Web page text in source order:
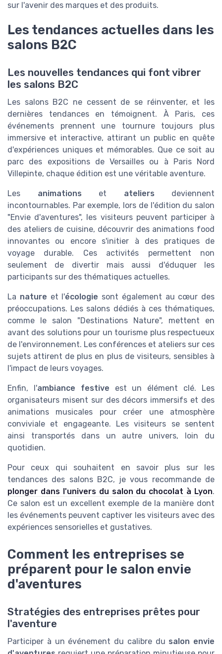
sur l'avenir des marques et des produits.
Les tendances actuelles dans les
salons B2C
Les nouvelles tendances qui font vibrer
les salons B2C
Les salons B2C ne cessent de se réinventer, et les
dernières tendances en témoignent. À Paris, ces
événements prennent une tournure toujours plus
immersive et interactive, attirant un public en quête
d'expériences uniques et mémorables. Que ce soit au
parc des expositions de Versailles ou à Paris Nord
Villepinte, chaque édition est une véritable aventure.
Les animations et ateliers deviennent
incontournables. Par exemple, lors de l'édition du salon
"Envie d'aventures", les visiteurs peuvent participer à
des ateliers de cuisine, découvrir des animations food
innovantes ou encore s'initier à des pratiques de
voyage durable. Ces activités permettent non
seulement de divertir mais aussi d'éduquer les
participants sur des thématiques actuelles.
La nature et l'écologie sont également au cœur des
préoccupations. Les salons dédiés à ces thématiques,
comme le salon "Destinations Nature", mettent en
avant des solutions pour un tourisme plus respectueux
de l'environnement. Les conférences et ateliers sur ces
sujets attirent de plus en plus de visiteurs, sensibles à
l'impact de leurs voyages.
Enfin, l'ambiance festive est un élément clé. Les
organisateurs misent sur des décors immersifs et des
animations musicales pour créer une atmosphère
conviviale et engageante. Les visiteurs se sentent
ainsi transportés dans un autre univers, loin du
quotidien.
Pour ceux qui souhaitent en savoir plus sur les
tendances des salons B2C, je vous recommande de
plonger dans l'univers du salon du chocolat à Lyon.
Ce salon est un excellent exemple de la manière dont
les événements peuvent captiver les visiteurs avec des
expériences sensorielles et gustatives.
Comment les entreprises se
préparent pour le salon envie
d'aventures
Stratégies des entreprises prêtes pour
l'aventure
Participer à un événement du calibre du salon envie